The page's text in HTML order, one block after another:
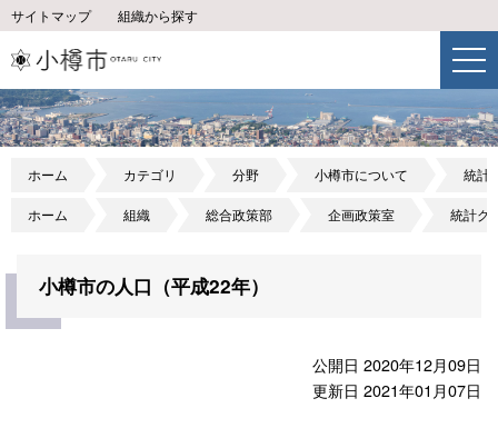
サイトマップ 組織から探す
ホーム カテゴリ 分野 小樽市について 統計
ホーム 組織 総合政策部 企画政策室 統計グ
小樽市の人口（平成22年）
公開日 2020年12月09日
更新日 2021年01月07日